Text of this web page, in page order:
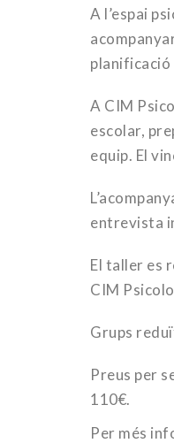
A l’espai
A CIM
escolar,
equip. El
entrevista
El taller es
CIM
Grups
Preus per
110€.
Per més